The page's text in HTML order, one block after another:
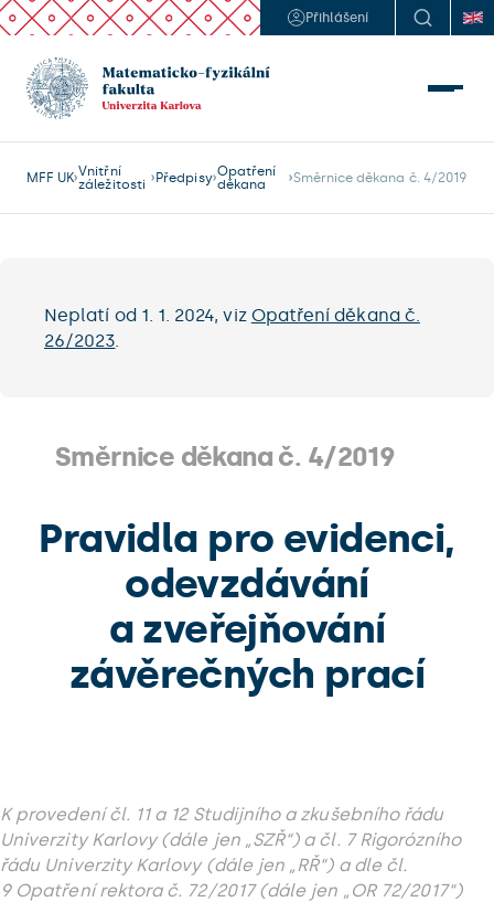
Přihlášení
MFF UK Vnitřní
záležitosti
Předpisy Opatření
děkana
Směrnice děkana č. 4/2019
Neplatí od 1. 1. 2024, viz Opatření děkana č.
26/2023.
Směrnice děkana č. 4/2019
Pravidla pro evidenci,
odevzdávání
a zveřejňování
závěrečných prací
K provedení čl. 11 a 12 Studijního a zkušebního řádu
Univerzity Karlovy (dále jen „SZŘ“) a čl. 7 Rigorózního
řádu Univerzity Karlovy (dále jen „RŘ“) a dle čl.
9 Opatření rektora č. 72/2017 (dále jen „OR 72/2017“)